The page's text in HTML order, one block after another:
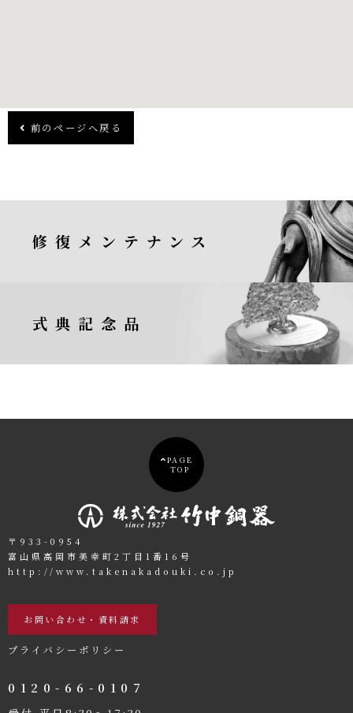
前のページへ戻る
修復メンテナンス
式典記念品
0120-66-0107
お問い合わせ・資料請求
プライバシーポリシー
〒933-0954
富山県高岡市美幸町2丁目1番16号
http://www.takenakadouki.co.jp
PAGE
TOP